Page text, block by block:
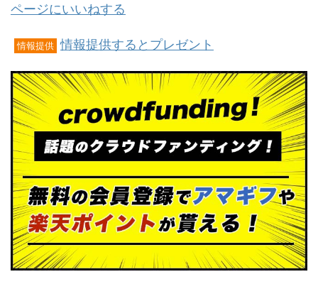
ページにいいねする
情報提供 情報提供するとプレゼント